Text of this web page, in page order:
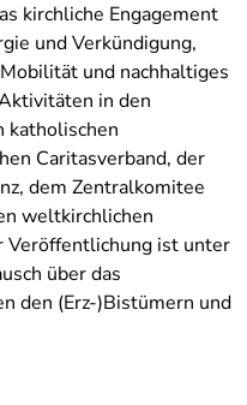
kirchliche Engagement
und Verkündigung,
und nachhaltiges
in den
katholischen
Caritasverband, der
dem Zentralkomitee
weltkirchlichen
ist unter
über das
den (Erz-)Bistümern und